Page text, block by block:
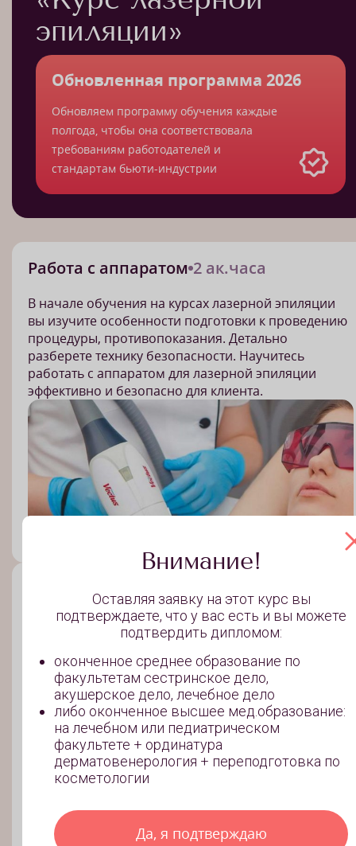
эпиляции»
Обновленная программа 2026
Обновляем программу обучения каждые
полгода, чтобы она соответствовала
требованиям работодателей и
стандартам бьюти-индустрии
Работа с аппаратом 2 ак.часа
В начале обучения на курсах лазерной эпиляции
вы изучите особенности подготовки к проведению
процедуры, противопоказания. Детально
разберете технику безопасности. Научитесь
работать с аппаратом для лазерной эпиляции
эффективно и безопасно для клиента.
Техника процедуры
Вы разберете все этапы проведения процедуры
лазерной эпиляции. Научитесь подбирать
параметры мощности и импульса лазера для
каждой зоны эпиляции, а также в зависимости от
типа кожи и цвета волоса. Сможете грамотно
подобрать анестезию для пациента.
Внимание!
Оставляя заявку на этот курс вы
подтверждаете, что у вас есть и вы можете
подтвердить дипломом:
оконченное среднее образование по
факультетам сестринское дело,
акушерское дело, лечебное дело
либо оконченное высшее мед.образование:
на лечебном или педиатрическом
факультете + ординатура
дерматовенерология + переподготовка по
косметологии
Да, я подтверждаю